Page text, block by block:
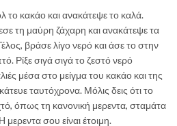
το κακάο και ανακάτεψε το καλά.
τη μαύρη ζάχαρη και ανακάτεψε τα
βράσε λίγο νερό και άσε το στην
Ρίξε σιγά σιγά το ζεστό νερό
μέσα στο μείγμα του κακάο και της
ταυτόχρονα. Μόλις δεις ότι το
όπως τη κανονική μερεντα, σταμάτα
μερεντα σου είναι έτοιμη.